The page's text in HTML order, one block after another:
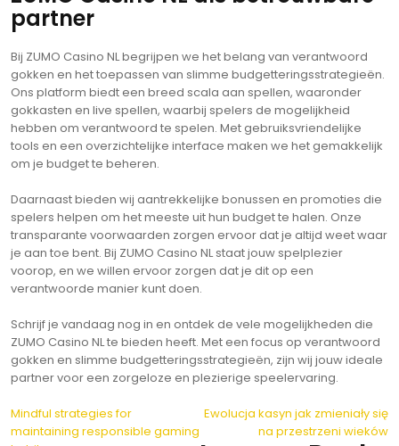
partner
Bij ZUMO Casino NL begrijpen we het belang van verantwoord
gokken en het toepassen van slimme budgetteringsstrategieën.
Ons platform biedt een breed scala aan spellen, waaronder
gokkasten en live spellen, waarbij spelers de mogelijkheid
hebben om verantwoord te spelen. Met gebruiksvriendelijke
tools en een overzichtelijke interface maken we het gemakkelijk
om je budget te beheren.
Daarnaast bieden wij aantrekkelijke bonussen en promoties die
spelers helpen om het meeste uit hun budget te halen. Onze
transparante voorwaarden zorgen ervoor dat je altijd weet waar
je aan toe bent. Bij ZUMO Casino NL staat jouw spelplezier
voorop, en we willen ervoor zorgen dat je dit op een
verantwoorde manier kunt doen.
Schrijf je vandaag nog in en ontdek de vele mogelijkheden die
ZUMO Casino NL te bieden heeft. Met een focus op verantwoord
gokken en slimme budgetteringsstrategieën, zijn wij jouw ideale
partner voor een zorgeloze en plezierige speelervaring.
Post
Mindful strategies for
maintaining responsible gaming
Ewolucja kasyn jak zmieniały się
na przestrzeni wieków